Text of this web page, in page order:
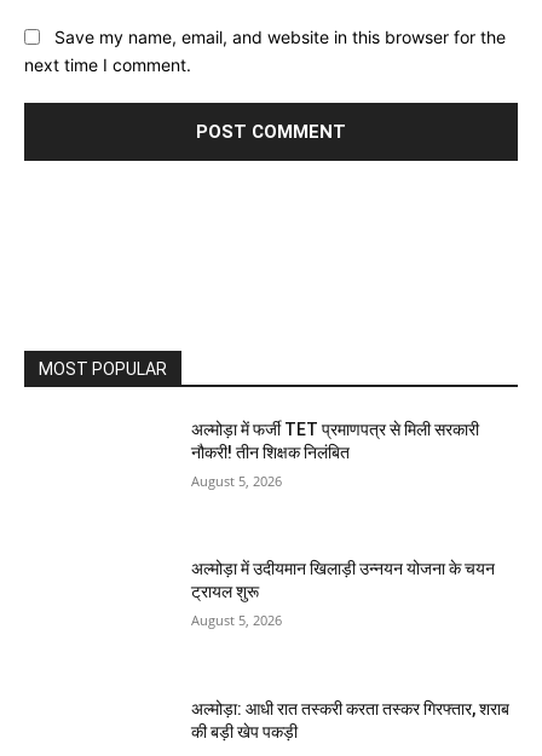
Save my name, email, and website in this browser for the
next time I comment.
MOST POPULAR
अल्मोड़ा में फर्जी TET प्रमाणपत्र से मिली सरकारी
नौकरी! तीन शिक्षक निलंबित
August 5, 2026
अल्मोड़ा में उदीयमान खिलाड़ी उन्नयन योजना के चयन
ट्रायल शुरू
August 5, 2026
अल्मोड़ा: आधी रात तस्करी करता तस्कर​ गिरफ्तार, शराब
की बड़ी खेप पकड़ी